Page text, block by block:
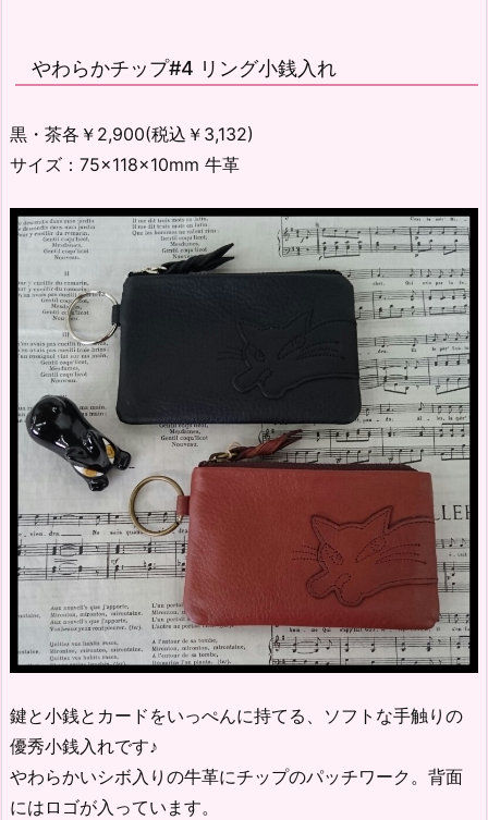
やわらかチップ#4 リング小銭入れ
黒・茶各￥2,900(税込￥3,132)
サイズ：75×118×10mm 牛革
鍵と小銭とカードをいっぺんに持てる、ソフトな手触りの
優秀小銭入れです♪
やわらかいシボ入りの牛革にチップのパッチワーク。背面
にはロゴが入っています。